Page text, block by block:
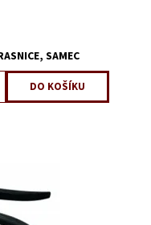
SAMEC